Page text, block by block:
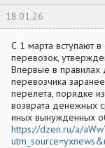
18.01.26
С 1 марта вступают
перевозок,
Впервые в правилах
перевозчика
перелета, порядке
возврата денежных
иных вынужденных
https://dzen.ru/a/